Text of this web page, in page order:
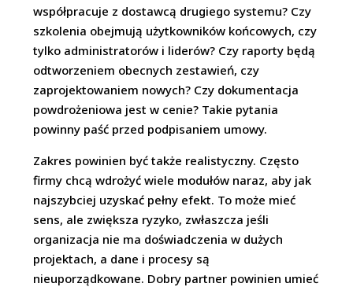
współpracuje z dostawcą drugiego systemu? Czy
szkolenia obejmują użytkowników końcowych, czy
tylko administratorów i liderów? Czy raporty będą
odtworzeniem obecnych zestawień, czy
zaprojektowaniem nowych? Czy dokumentacja
powdrożeniowa jest w cenie? Takie pytania
powinny paść przed podpisaniem umowy.
Zakres powinien być także realistyczny. Często
firmy chcą wdrożyć wiele modułów naraz, aby jak
najszybciej uzyskać pełny efekt. To może mieć
sens, ale zwiększa ryzyko, zwłaszcza jeśli
organizacja nie ma doświadczenia w dużych
projektach, a dane i procesy są
nieuporządkowane. Dobry partner powinien umieć